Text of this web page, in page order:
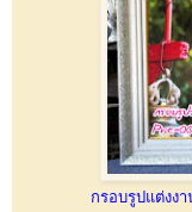
กรอบรูปแต่งง